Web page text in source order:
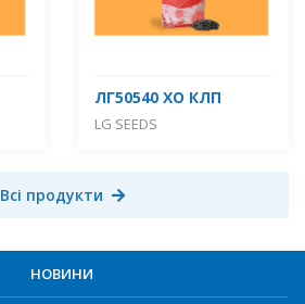
ЛГ50540 ХО КЛП
LG SEEDS
Всі продукти
НОВИНИ